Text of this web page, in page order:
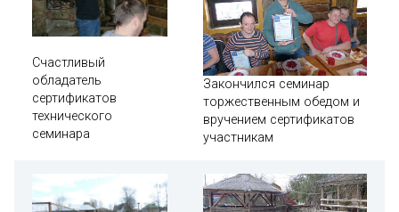
Счастливый
обладатель
сертификатов
технического
семинара
Закончился семинар
торжественным обедом и
вручением сертификатов
участникам